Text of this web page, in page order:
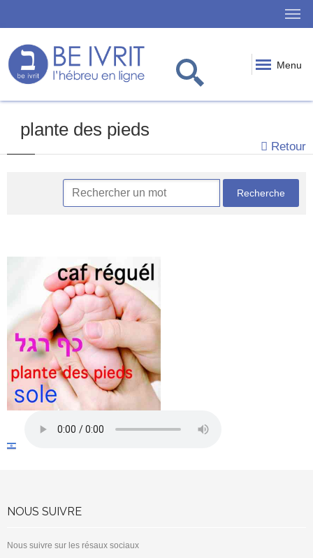
Menu
plante des pieds
Retour
NOUS SUIVRE
Nous suivre sur les résaux sociaux